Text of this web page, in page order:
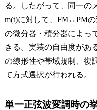
る。したがって、同一の
m(t)に対して、FM↔PMの
の微分器・積分器によっ
きる。実装の自由度があ
の線形性や帯域規制、復
て方式選択が行われる。
単一正弦波変調時の